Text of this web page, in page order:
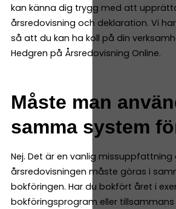
kan känna dig trygg med att
årsredovisning och deklaration. Vi
så att du kan ha koll på din
Hedgren på Årsredovisning Online.
Måste man
samma system
Nej. Det är en vanlig missuppfattning
årsredovisningen måste göras i
bokföringen. Har du bokfört året i
bokföringsprogram eller